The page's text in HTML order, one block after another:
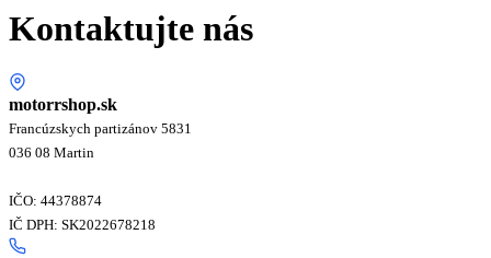
Kontaktujte nás
motorrshop.sk
Francúzskych partizánov 5831
036 08 Martin
IČO: 44378874
IČ DPH: SK2022678218